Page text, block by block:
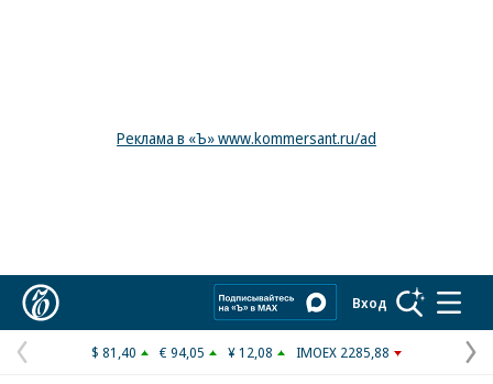
Реклама в «Ъ» www.kommersant.ru/ad
Вход
Предыдущая
$ 81,40 € 94,05 ¥ 12,08 IMOEX 2285,88